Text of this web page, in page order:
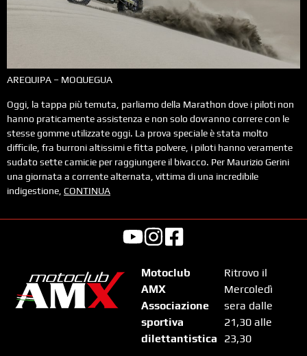
AREQUIPA – MOQUEGUA
Oggi, la tappa più temuta, parliamo della Marathon dove i piloti non
hanno praticamente assistenza e non solo dovranno correre con le
stesse gomme utilizzate oggi. La prova speciale è stata molto
difficile, fra burroni altissimi e fitta polvere, i piloti hanno veramente
sudato sette camicie per raggiungere il bivacco. Per Maurizio Gerini
una giornata a corrente alternata, vittima di una incredibile
indigestione, CONTINUA
Motoclub
AMX
Associazione
sportiva
dilettantistica
Ritrovo il
Mercoledì
sera dalle
21,30 alle
23,30